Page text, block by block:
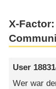
X-
User
Wer war